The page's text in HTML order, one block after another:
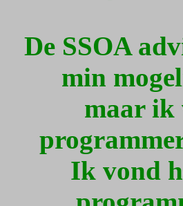
De SSOA
min
maar ik
Ik vond